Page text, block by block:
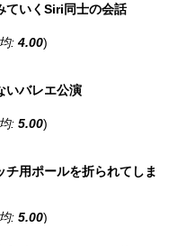
ていくSiri同士の会話
: 4.00)
いバレエ公演
: 5.00)
用ポールを折られてしま
: 5.00)